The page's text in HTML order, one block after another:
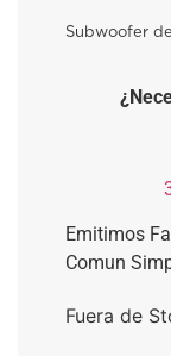
Subwoofer
Emitimos
Comun
Fuera de